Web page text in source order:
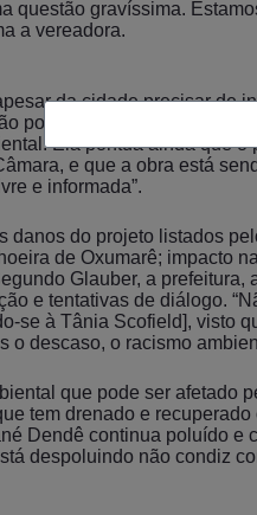
questão gravíssima.
a vereadora.
da cidade precisar de
pode ser feito às custas
Ela pontua ainda que o
e que a obra está
e informada”.
danos do projeto listados
de Oxumarê; impacto
Glauber, a
e tentativas de diálogo.
se à Tânia Scofield], visto
o descaso, o racismo
que pode ser afetado
tem drenado e
Dendê continua poluído e
despoluindo não condiz